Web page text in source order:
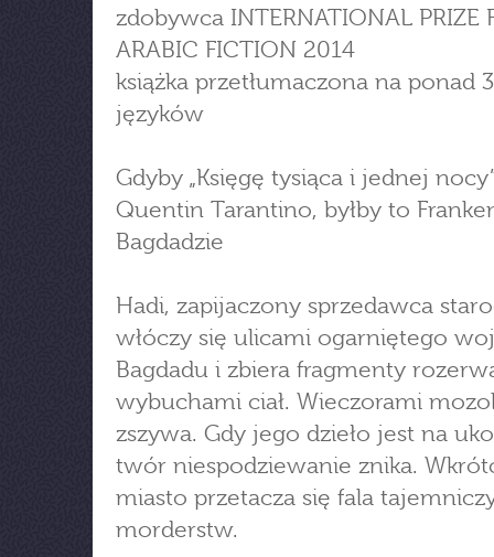
zdobywca INTERNATIONAL PRIZE
ARABIC FICTION 2014
książka przetłumaczona na ponad
języków
Gdyby „Księgę tysiąca i jednej
Quentin Tarantino, byłby to
Bagdadzie
Hadi, zapijaczony sprzedawca
włóczy się ulicami ogarniętego
Bagdadu i zbiera fragmenty
wybuchami ciał. Wieczorami
zszywa. Gdy jego dzieło jest na
twór niespodziewanie znika.
miasto przetacza się fala
morderstw.